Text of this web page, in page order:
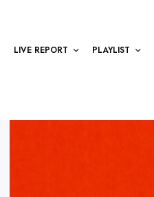
LIVE REPORT PLAYLIST